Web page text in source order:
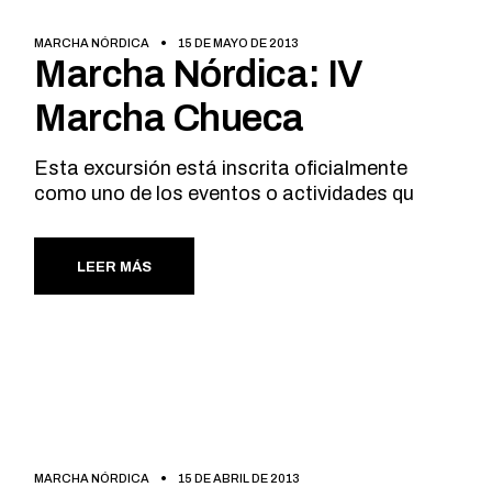
MARCHA NÓRDICA 15 DE MAYO DE 2013
Marcha Nórdica: IV
Marcha Chueca
Esta excursión está inscrita oficialmente
como uno de los eventos o actividades qu
LEER MÁS
MARCHA NÓRDICA 15 DE ABRIL DE 2013